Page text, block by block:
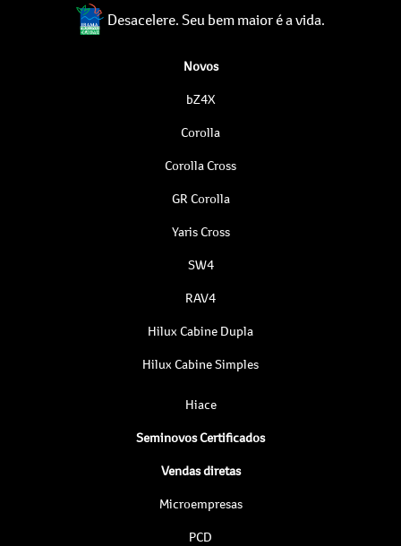
Desacelere. Seu bem maior é a vida.
Novos
bZ4X
Corolla
Corolla Cross
GR Corolla
Yaris Cross
SW4
RAV4
Hilux Cabine Dupla
Hilux Cabine Simples
Hiace
Seminovos Certificados
Vendas diretas
Microempresas
PCD